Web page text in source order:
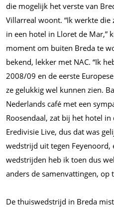
die mogelijk het verste van
Villarreal woont. “Ik werkte
in een hotel in Lloret de Mar,”
moment om buiten Breda te
bekend, lekker met NAC. “Ik
2008/09 en de eerste
ze gelukkig wel kunnen zien.
Nederlands café met een
Roosendaal, zat bij het hotel
Eredivisie Live, dus dat was
wedstrijd uit tegen Feyenoord,
wedstrijden heb ik toen dus
anders de samenvattingen, op
De thuiswedstrijd in Breda